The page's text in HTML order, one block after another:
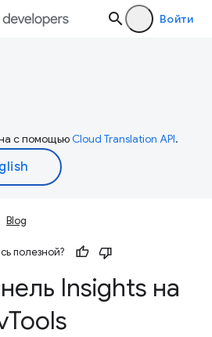
Войти
с помощьюCloud Translation API.
Blog
полезной?
Insights на
Tools